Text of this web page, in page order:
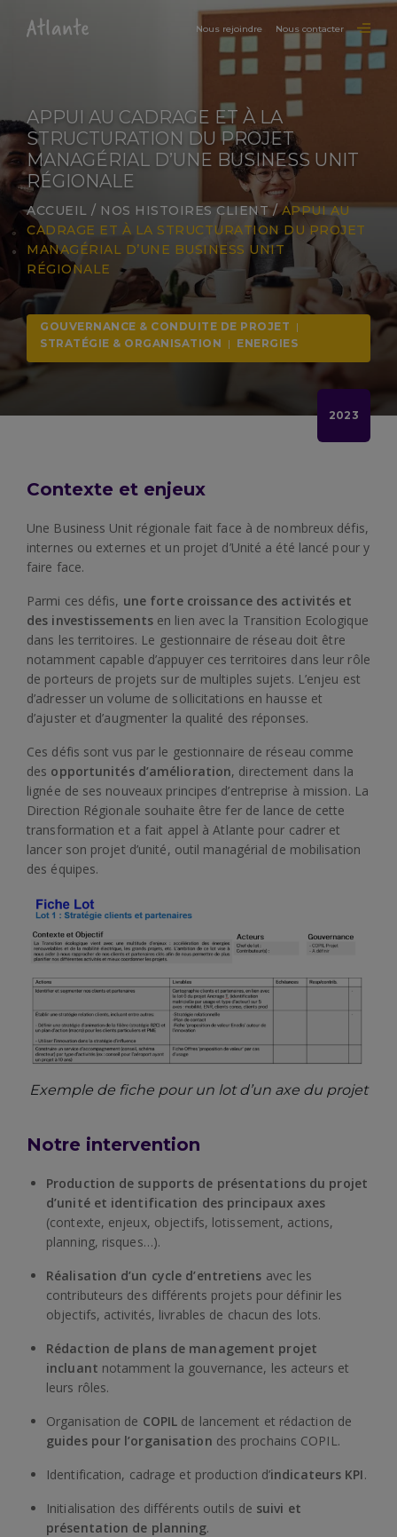
Nous rejoindre Nous contacter
APPUI AU CADRAGE ET À LA
STRUCTURATION DU PROJET
MANAGÉRIAL D’UNE BUSINESS UNIT
RÉGIONALE​
ACCUEIL / NOS HISTOIRES CLIENT/APPUI AU
CADRAGE ET À LA STRUCTURATION DU PROJET
MANAGÉRIAL D’UNE BUSINESS UNIT
RÉGIONALE​
GOUVERNANCE & CONDUITE DE PROJET |
STRATÉGIE & ORGANISATION | ENERGIES
2023
Contexte et enjeux
Une Business Unit régionale fait face à de nombreux défis,
internes ou externes et un projet d’Unité a été lancé pour y
faire face.
Parmi ces défis, une forte croissance des activités et
des investissements en lien avec la Transition Ecologique
dans les territoires. Le gestionnaire de réseau doit être
notamment capable d’appuyer ces territoires dans leur rôle
de porteurs de projets sur de multiples sujets. L’enjeu est
d’adresser un volume de sollicitations en hausse et
d’ajuster et d’augmenter la qualité des réponses.
Ces défis sont vus par le gestionnaire de réseau comme
des opportunités d’amélioration, directement dans la
lignée de ses nouveaux principes d’entreprise à mission. La
Direction Régionale souhaite être fer de lance de cette
transformation et a fait appel à Atlante pour cadrer et
lancer son projet d’unité, outil managérial de mobilisation
des équipes.
Exemple de fiche pour un lot d’un axe du projet
Notre intervention
Production de supports de présentations du projet
d’unité et identification des principaux axes
(contexte, enjeux, objectifs, lotissement, actions,
planning, risques…).
Réalisation d’un cycle d’entretiens avec les
contributeurs des différents projets pour définir les
objectifs, activités, livrables de chacun des lots.
Rédaction de plans de management projet
incluant notamment la gouvernance, les acteurs et
leurs rôles.
Organisation de COPIL de lancement et rédaction de
guides pour l’organisation des prochains COPIL.
Identification, cadrage et production d’indicateurs KPI.
Initialisation des différents outils de suivi et
présentation de planning.